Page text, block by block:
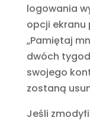
logowania
opcji ekranu
„Pamiętaj
dwóch
swojego
zostaną
Jeśli